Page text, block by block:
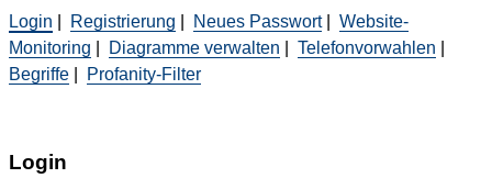
Login Registrierung Neues Passwort| Website-
Monitoring
Diagramme verwalten Telefonvorwahlen
Begriffe
Profanity-Filter
Login